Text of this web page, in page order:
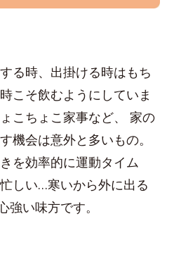
る時、出掛ける時はもち
こそ飲むようにしていま
こちょこ家事など、 家の
機会は意外と多いもの。
を効率的に運動タイム
しい…寒いから外に出る
い味方です。